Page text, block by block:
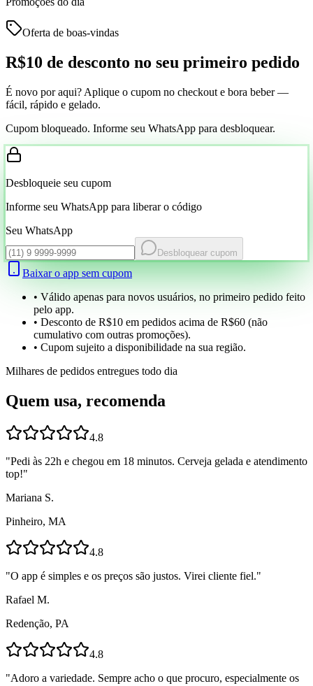
Oferta de boas-vindas
R$10 de desconto no seu primeiro pedido
É novo por aqui? Aplique o cupom no checkout e bora beber —
fácil, rápido e gelado.
Cupom bloqueado. Informe seu WhatsApp para desbloquear.
Desbloqueie seu cupom
Informe seu WhatsApp para liberar o código
Seu WhatsApp
Desbloquear cupom
Baixar o app sem cupom
• Válido apenas para novos usuários, no primeiro pedido feito
pelo app.
• Desconto de R$10 em pedidos acima de R$60 (não
cumulativo com outras promoções).
• Cupom sujeito a disponibilidade na sua região.
Milhares de pedidos entregues todo dia
Quem usa, recomenda
4.8
"Pedi às 22h e chegou em 18 minutos. Cerveja gelada e atendimento
top!"
Mariana S.
Pinheiro, MA
4.8
"O app é simples e os preços são justos. Virei cliente fiel."
Rafael M.
Redenção, PA
4.8
"Adoro a variedade. Sempre acho o que procuro, especialmente os